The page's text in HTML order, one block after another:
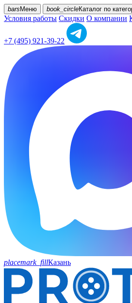
bars Меню book_circleКаталог по
Условия работы Скидки О компании
+7 (495) 921-39-22
placemark_fillКазань